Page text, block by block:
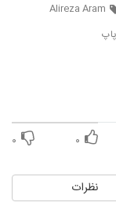
Alireza Aram
۰ ۰
نظرات